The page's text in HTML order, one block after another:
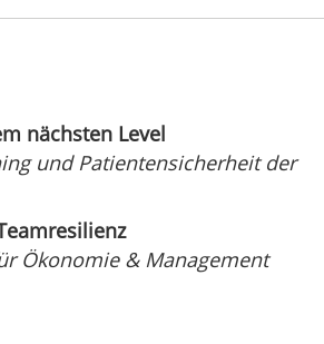
nächsten Level
und Patientensicherheit der
Ökonomie & Management